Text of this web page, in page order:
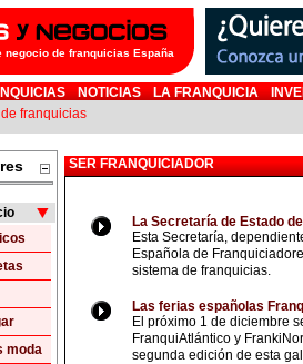
de franquicias España
NOTICIAS LA FRANQUICIA
franquicias
moda
SER FRANQUICIADOR
La Secretaría de Estado
Esta Secretaría,
Española de
sistema de franquicias.
Las ferias españolas
El próximo 1 de diciembre
FranquiAtlántico y
segunda edición de esta